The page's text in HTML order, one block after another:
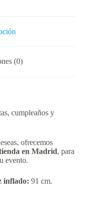
(0)
cumpleaños y
ofrecemos
en Madrid, para
evento.
inflado: 91 cm.